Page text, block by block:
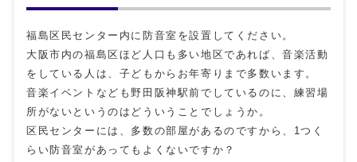
福島区民センター内に防音室を設置してください。
大阪市内の福島区ほど人口も多い地区であれば、音楽活動
をしている人は、子どもからお年寄りまで多数います。
音楽イベントなども野田阪神駅前でしているのに、練習場
所がないというのはどういうことでしょうか。
区民センターには、多数の部屋があるのですから、1つく
らい防音室があってもよくないですか？